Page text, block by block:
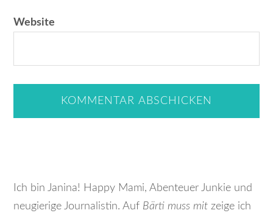
Website
Ich bin Janina! Happy Mami, Abenteuer Junkie und
neugierige Journalistin. Auf Bärti muss mit zeige ich